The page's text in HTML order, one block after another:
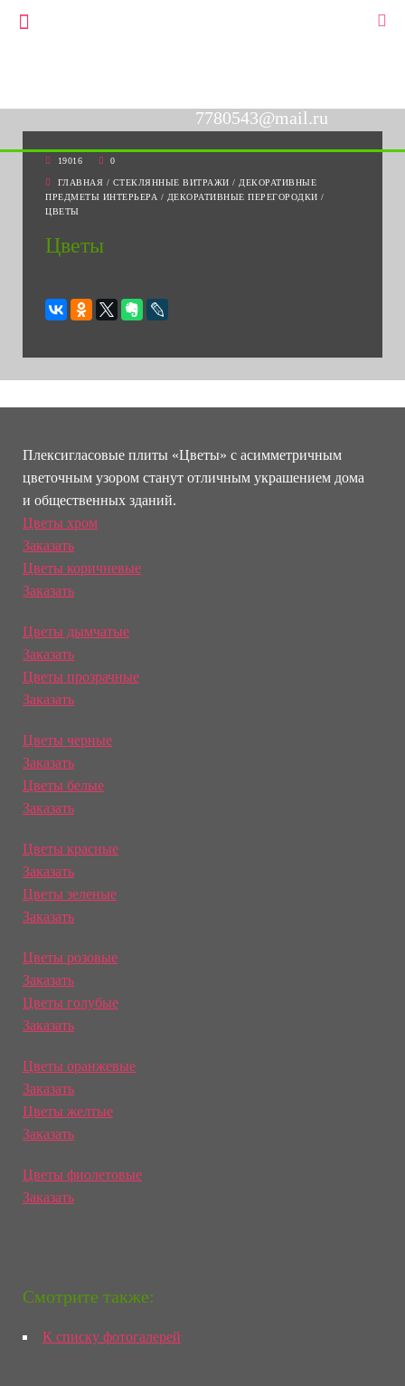
7780543@mail.ru
19016 0
ГЛАВНАЯ / СТЕКЛЯННЫЕ ВИТРАЖИ / ДЕКОРАТИВНЫЕ
ПРЕДМЕТЫ ИНТЕРЬЕРА / ДЕКОРАТИВНЫЕ ПЕРЕГОРОДКИ /
ЦВЕТЫ
Цветы
Плексигласовые плиты «Цветы» с асимметричным
цветочным узором станут отличным украшением дома
и общественных зданий.
Цветы хром
Заказать
Цветы коричневые
Заказать
Цветы дымчатые
Заказать
Цветы прозрачные
Заказать
Цветы черные
Заказать
Цветы белые
Заказать
Цветы красные
Заказать
Цветы зеленые
Заказать
Цветы розовые
Заказать
Цветы голубые
Заказать
Цветы оранжевые
Заказать
Цветы желтые
Заказать
Цветы фиолетовые
Заказать
Смотрите также:
К списку фотогалерей